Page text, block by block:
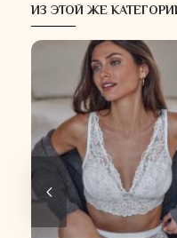
ИЗ ЭТОЙ ЖЕ